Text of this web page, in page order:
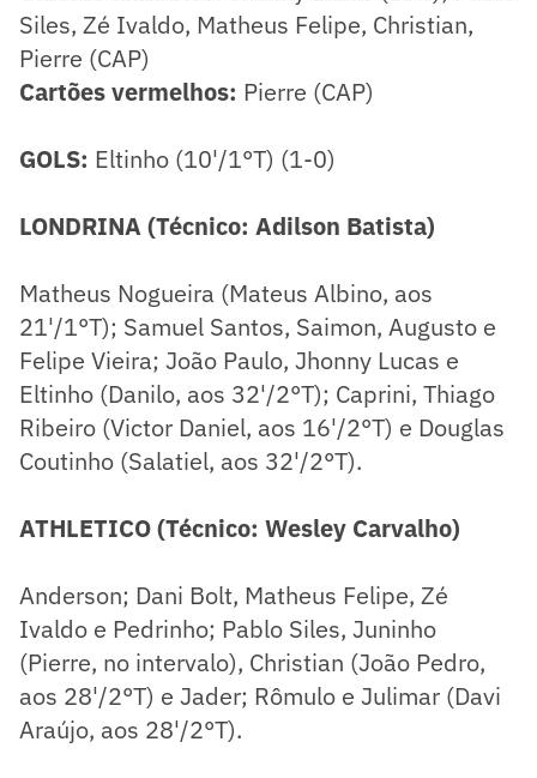
Siles, Zé Ivaldo, Matheus Felipe, Christian,
Pierre (CAP)
Cartões vermelhos: Pierre (CAP)
GOLS: Eltinho (10'/1°T) (1-0)
LONDRINA (Técnico: Adilson Batista)
Matheus Nogueira (Mateus Albino, aos
21'/1°T); Samuel Santos, Saimon, Augusto e
Felipe Vieira; João Paulo, Jhonny Lucas e
Eltinho (Danilo, aos 32'/2°T); Caprini, Thiago
Ribeiro (Victor Daniel, aos 16'/2°T) e Douglas
Coutinho (Salatiel, aos 32'/2°T).
ATHLETICO (Técnico: Wesley Carvalho)
Anderson; Dani Bolt, Matheus Felipe, Zé
Ivaldo e Pedrinho; Pablo Siles, Juninho
(Pierre, no intervalo), Christian (João Pedro,
aos 28'/2°T) e Jader; Rômulo e Julimar (Davi
Araújo, aos 28'/2°T).